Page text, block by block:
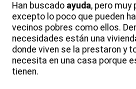
Han buscado ayuda, pero muy
excepto lo poco que pueden
vecinos pobres como ellos.
necesidades están una
donde viven se la prestaron y
necesita en una casa porque
tienen.